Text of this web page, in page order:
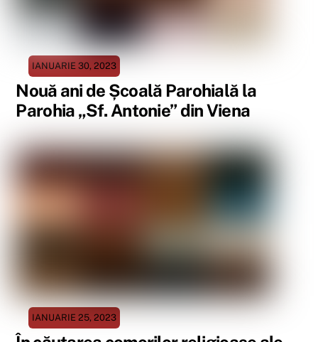
IANUARIE 30, 2023
Nouă ani de Școală Parohială la
Parohia „Sf. Antonie” din Viena
IANUARIE 25, 2023